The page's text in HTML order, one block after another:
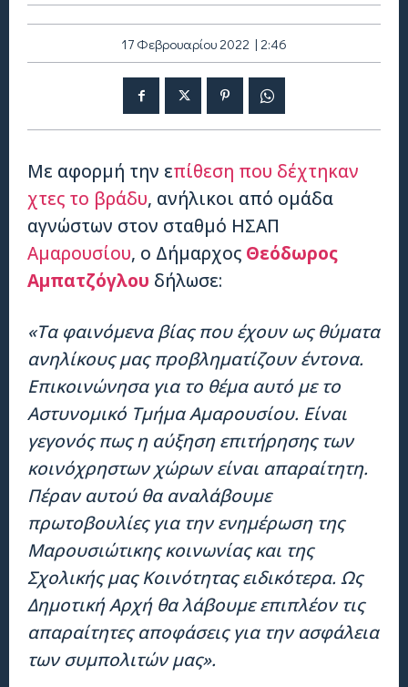
17 Φεβρουαρίου 2022 | 2:46
Με αφορμή την επίθεση που δέχτηκαν
χτες το βράδυ, ανήλικοι από ομάδα
αγνώστων στον σταθμό ΗΣΑΠ
Αμαρουσίου, ο Δήμαρχος Θεόδωρος
Αμπατζόγλου δήλωσε:
«Τα φαινόμενα βίας που έχουν ως θύματα
ανηλίκους μας προβληματίζουν έντονα.
Επικοινώνησα για το θέμα αυτό με το
Αστυνομικό Τμήμα Αμαρουσίου. Είναι
γεγονός πως η αύξηση επιτήρησης των
κοινόχρηστων χώρων είναι απαραίτητη.
Πέραν αυτού θα αναλάβουμε
πρωτοβουλίες για την ενημέρωση της
Μαρουσιώτικης κοινωνίας και της
Σχολικής μας Κοινότητας ειδικότερα. Ως
Δημοτική Αρχή θα λάβουμε επιπλέον τις
απαραίτητες αποφάσεις για την ασφάλεια
των συμπολιτών μας».​